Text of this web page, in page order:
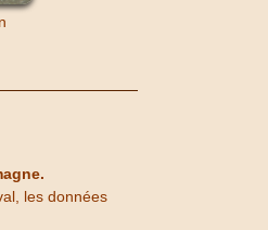
les données